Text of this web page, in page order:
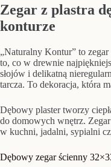
32×33
cm
Zegar z plastra
konturze
„Naturalny Kontur” to
to, co w drewnie
słojów i delikatną
tarcza. To dekoracja, która
Dębowy plaster tworzy
do domowych wnętrz.
w kuchni, jadalni, sypialni
Dębowy zegar ścienny